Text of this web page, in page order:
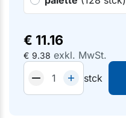
€ 11.16
€ 9.38 exkl. MwSt.
stck